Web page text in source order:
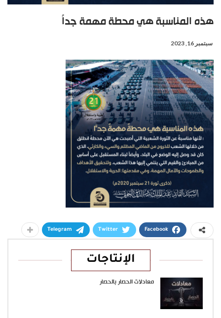
هذه المناسبة هي محطة مهمة جداً
سبتمبر 16, 2023
Facebook
Twitter
Telegram
الإنتاجات
معادلات الحصار بالحصار